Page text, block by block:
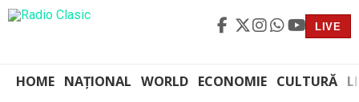
LIVE
HOME NAȚIONAL WORLD ECONOMIE CULTURĂ